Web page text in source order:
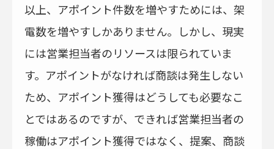
以上、アポイント件数を増やすためには、架
電数を増やすしかありません。しかし、現実
には営業担当者のリソースは限られていま
す。アポイントがなければ商談は発生しない
ため、アポイント獲得はどうしても必要なこ
とではあるのですが、できれば営業担当者の
稼働はアポイント獲得ではなく、提案、商談